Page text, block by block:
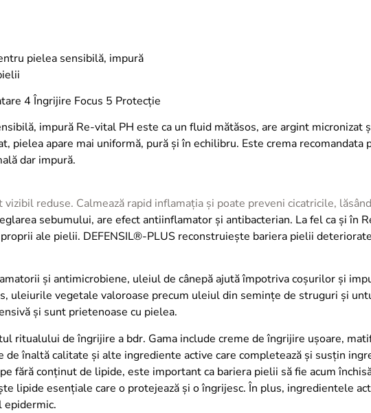
pielea sensibilă, impură
4 Îngrijire Focus 5 Protecție
impură Re-vital PH este ca un fluid mătăsos, are argint
pielea apare mai uniformă, pură și în echilibru. Este crema recomandata
dar impură.
reduse. Calmează rapid inflamația și poate preveni cicatricile,
sebumului, are efect antiinflamator și antibacterian. La fel ca și în
ale pielii. DEFENSIL®-PLUS reconstruiește bariera pielii
și antimicrobiene, uleiul de cânepă ajută împotriva coșurilor și
uleiurile vegetale valoroase precum uleiul din semințe de struguri și
și sunt prietenoase cu pielea.
ritualului de îngrijire a bdr. Gama include creme de îngrijire ușoare,
de înaltă calitate și alte ingrediente active care completează și susțin
fără conținut de lipide, este important ca bariera pielii să fie acum
lipide esențiale care o protejează și o îngrijesc. În plus, ingredientele
epidermic.